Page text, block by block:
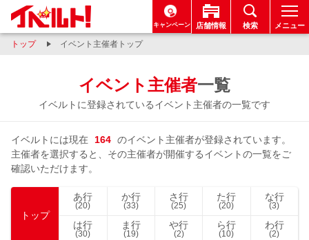
キャンペーン 店舗情報 検索 メニュー
トップ イベント主催者トップ
イベント主催者一覧
イベルトに登録されているイベント主催者の一覧です
イベルトには現在 164 のイベント主催者が登録されています。
主催者を選択すると、その主催者が開催するイベントの一覧をご
確認いただけます。
トップ
あ行
(20)
か行
(33)
さ行
(25)
た行
(20)
な行
(3)
は行
(30)
ま行
(19)
や行
(2)
ら行
(10)
わ行
(2)